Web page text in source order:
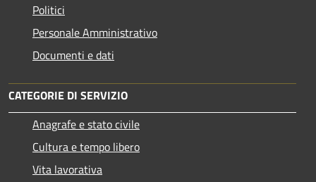
Politici
Personale Amministrativo
Documenti e dati
CATEGORIE DI SERVIZIO
Anagrafe e stato civile
Cultura e tempo libero
Vita lavorativa